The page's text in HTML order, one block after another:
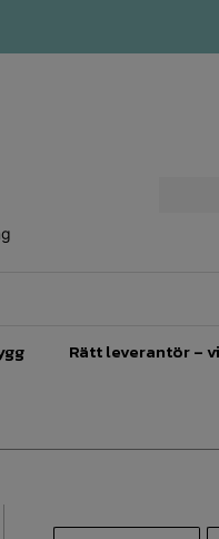
Rätt leverantör –